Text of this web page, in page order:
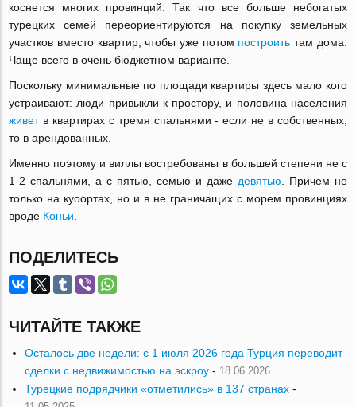
коснется многих провинций. Так что все больше небогатых
турецких семей переориентируются на покупку земельных
участков вместо квартир, чтобы уже потом построить там дома.
Чаще всего в очень бюджетном варианте.
Поскольку минимальные по площади квартиры здесь мало кого
устраивают: люди привыкли к простору, и половина населения
живетв квартирах с тремя спальнями - если не в собственных,
то в арендованных.
Именно поэтому и виллы востребованы в большей степени не с
1-2 спальнями, а с пятью, семью и даже девятью . Причем не
только на куоортах, но и в не граничащих с морем провинциях
вроде Коньи
ПОДЕЛИТЕСЬ
ЧИТАЙТЕ ТАКЖЕ
Осталось две недели: с 1 июля 2026 года Турция переводит
сделки с недвижимостью на эскроу - 18.06.2026
Турецкие подрядчики «отметились» в 137 странах -